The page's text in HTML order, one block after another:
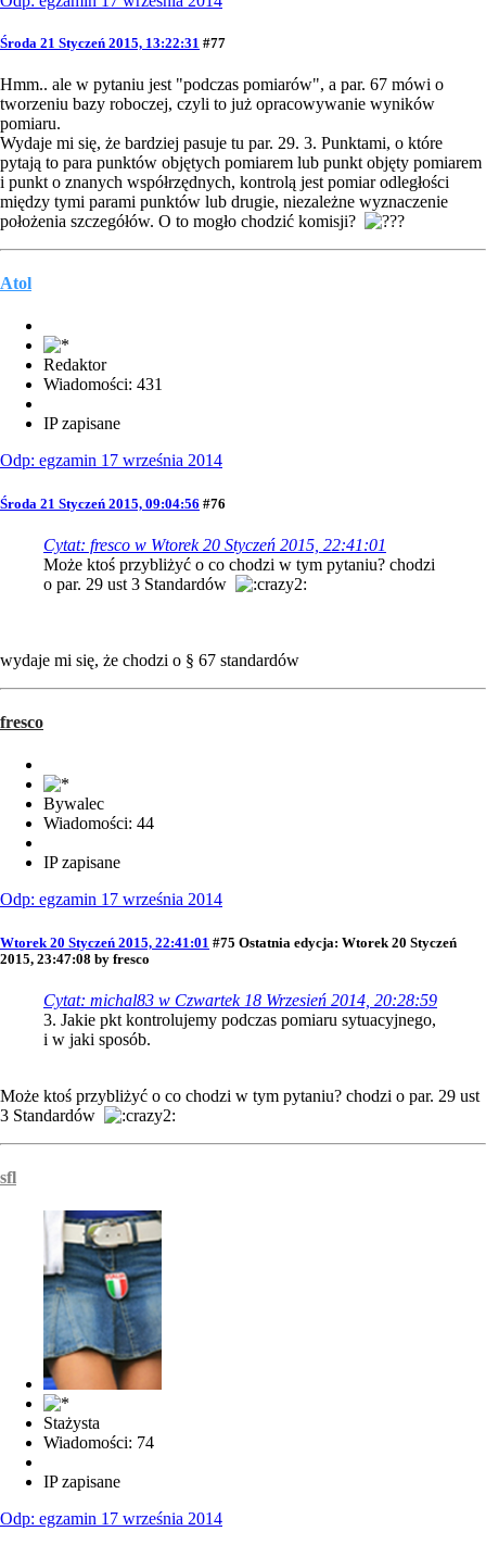
Środa 21 Styczeń 2015, 13:22:31 #77
Hmm.. ale w pytaniu jest "podczas pomiarów", a par. 67 mówi o
tworzeniu bazy roboczej, czyli to już opracowywanie wyników
pomiaru.
Wydaje mi się, że bardziej pasuje tu par. 29. 3. Punktami, o które
pytają to para punktów objętych pomiarem lub punkt objęty pomiarem
i punkt o znanych współrzędnych, kontrolą jest pomiar odległości
między tymi parami punktów lub drugie, niezależne wyznaczenie
położenia szczegółów. O to mogło chodzić komisji?
Atol
Redaktor
Wiadomości: 431
IP zapisane
Odp: egzamin 17 września 2014
Środa 21 Styczeń 2015, 09:04:56 #76
Cytat: fresco w Wtorek 20 Styczeń 2015, 22:41:01
Może ktoś przybliżyć o co chodzi w tym pytaniu? chodzi
o par. 29 ust 3 Standardów
wydaje mi się, że chodzi o § 67 standardów
fresco
Bywalec
Wiadomości: 44
IP zapisane
Odp: egzamin 17 września 2014
Wtorek 20 Styczeń 2015, 22:41:01 #75 Ostatnia edycja: Wtorek 20 Styczeń
2015, 23:47:08 by fresco
Cytat: michal83 w Czwartek 18 Wrzesień 2014, 20:28:59
3. Jakie pkt kontrolujemy podczas pomiaru sytuacyjnego,
i w jaki sposób.
Może ktoś przybliżyć o co chodzi w tym pytaniu? chodzi o par. 29 ust
3 Standardów
sfl
Stażysta
Wiadomości: 74
IP zapisane
Odp: egzamin 17 września 2014